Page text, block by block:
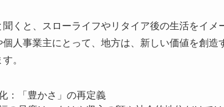
聞くと、スローライフやリタイア後の生活をイ
個人事業主にとって、地方は、新しい価値を創
。
：「豊かさ」の再定義